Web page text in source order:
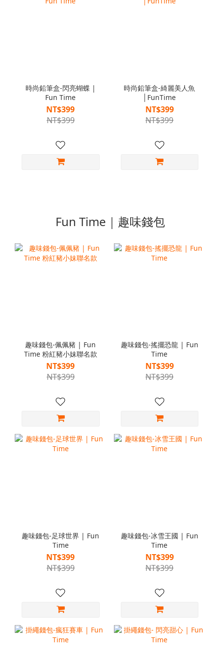
時尚鉛筆盒-閃亮蝴蝶 |
Fun Time
NT$399
NT$399
時尚鉛筆盒-綺麗美人魚
│FunTime
NT$399
NT$399
Fun Time｜趣味錢包
趣味錢包-佩佩豬 | Fun
Time 粉紅豬小妹聯名款
NT$399
NT$399
趣味錢包-搖擺恐龍 | Fun
Time
NT$399
NT$399
趣味錢包-足球世界 | Fun
Time
NT$399
NT$399
趣味錢包-冰雪王國 | Fun
Time
NT$399
NT$399